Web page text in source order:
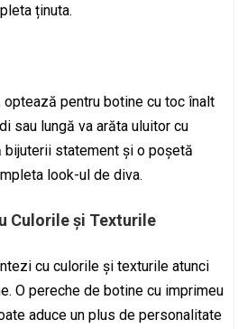
ținuta.
pentru botine cu toc înalt
sau lungă va arăta uluitor cu
bijuterii statement și o poșetă
look-ul de diva.
Culorile și Texturile
cu culorile și texturile atunci
O pereche de botine cu imprimeu
aduce un plus de personalitate